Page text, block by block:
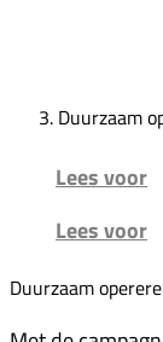
Duurzaam
Lees voor
Lees voor
Duurzaam